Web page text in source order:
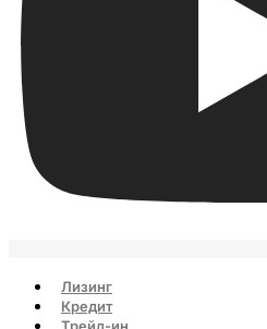
Лизинг
Кредит
Трейд-ин